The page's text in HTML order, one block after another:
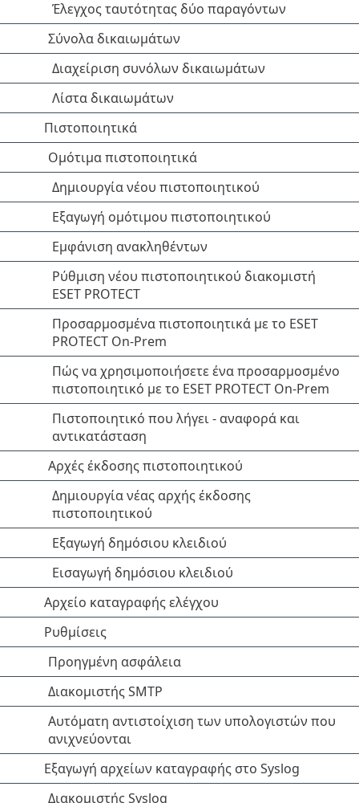
Έλεγχος ταυτότητας δύο παραγόντων
Σύνολα δικαιωμάτων
Διαχείριση συνόλων δικαιωμάτων
Λίστα δικαιωμάτων
Πιστοποιητικά
Ομότιμα πιστοποιητικά
Δημιουργία νέου πιστοποιητικού
Εξαγωγή ομότιμου πιστοποιητικού
Εμφάνιση ανακληθέντων
Ρύθμιση νέου πιστοποιητικού διακομιστή
ESET PROTECT
Προσαρμοσμένα πιστοποιητικά με το ESET
PROTECT On-Prem
Πώς να χρησιμοποιήσετε ένα προσαρμοσμένο
πιστοποιητικό με το ESET PROTECT On-Prem
Πιστοποιητικό που λήγει - αναφορά και
αντικατάσταση
Αρχές έκδοσης πιστοποιητικού
Δημιουργία νέας αρχής έκδοσης
πιστοποιητικού
Εξαγωγή δημόσιου κλειδιού
Εισαγωγή δημόσιου κλειδιού
Αρχείο καταγραφής ελέγχου
Ρυθμίσεις
Προηγμένη ασφάλεια
Διακομιστής SMTP
Αυτόματη αντιστοίχιση των υπολογιστών που
ανιχνεύονται
Εξαγωγή αρχείων καταγραφής στο Syslog
Διακομιστής Syslog